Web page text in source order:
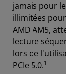
jamais pour
illimitées
AMD AM5,
lecture
lors de
PCIe 5.0.1